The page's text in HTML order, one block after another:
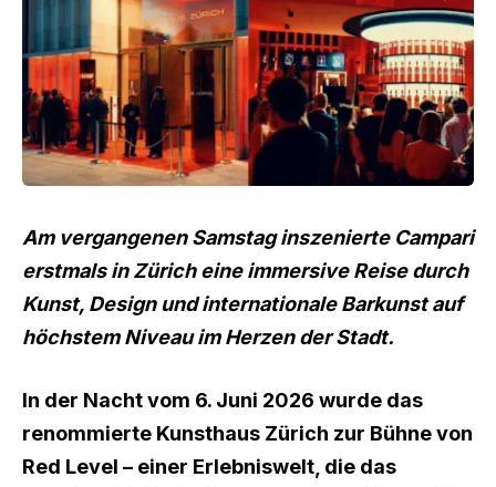
Am vergangenen Samstag inszenierte Campari
erstmals in Zürich eine immersive Reise durch
Kunst, Design und internationale Barkunst auf
höchstem Niveau im Herzen der Stadt.
In der Nacht vom 6. Juni 2026 wurde das
renommierte Kunsthaus Zürich zur Bühne von
Red Level – einer Erlebniswelt, die das